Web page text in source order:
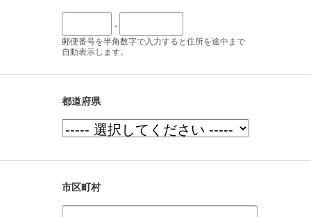
-
郵便番号を半角数字で入力すると住所を途中まで
自動表示します。
都道府県
市区町村